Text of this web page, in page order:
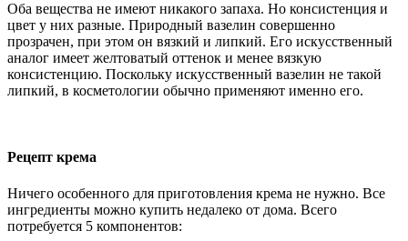
Оба вещества не имеют никакого запаха. Но консистенция и
цвет у них разные. Природный вазелин совершенно
прозрачен, при этом он вязкий и липкий. Его искусственный
аналог имеет желтоватый оттенок и менее вязкую
консистенцию. Поскольку искусственный вазелин не такой
липкий, в косметологии обычно применяют именно его.
Рецепт крема
Ничего особенного для приготовления крема не нужно. Все
ингредиенты можно купить недалеко от дома. Всего
потребуется 5 компонентов: